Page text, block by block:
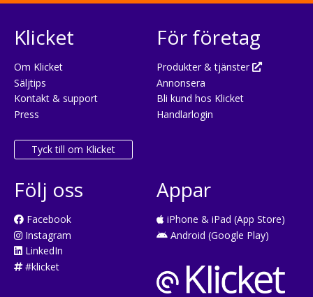
Klicket
Om Klicket
Säljtips
Kontakt & support
Press
Tyck till om Klicket
För företag
Produkter & tjänster
Annonsera
Bli kund hos Klicket
Handlarlogin
Följ oss
Facebook
Instagram
LinkedIn
#klicket
Appar
iPhone & iPad (App Store)
Android (Google Play)